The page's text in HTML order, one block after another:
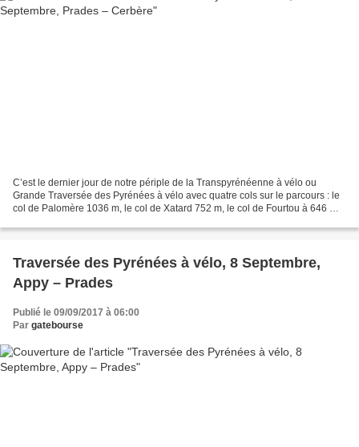
C’est le dernier jour de notre périple de la Transpyrénéenne à vélo ou
Grande Traversée des Pyrénées à vélo avec quatre cols sur le parcours : le
col de Palomère 1036 m, le col de Xatard 752 m, le col de Fourtou à 646 m
Traversée des Pyrénées à vélo, 8 Septembre,
Appy – Prades
Publié le 09/09/2017 à 06:00
Par gatebourse